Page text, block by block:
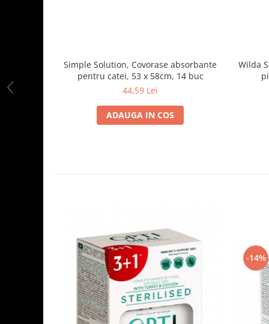
Simple Solution, Covorase absorbante
pentru catei, 53 x 58cm, 14 buc
44,59 Lei
ADAUGA IN COS
Wilda
-14%